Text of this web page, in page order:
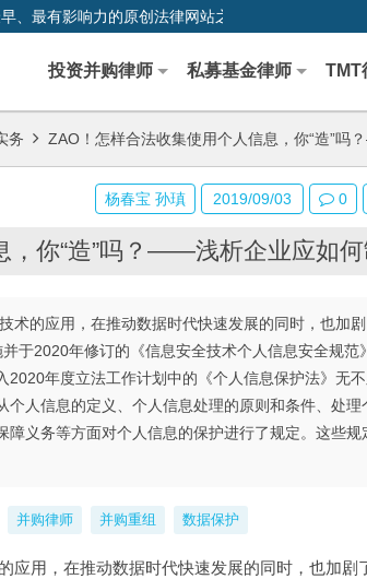
、最有影响力的原创法律网站之一
投资并购律师 私募基金律师 TMT
务 ZAO！怎样合法收集使用个人信息，你“造”
，你“造”吗？——浅析企业应如
术的应用，在推动数据时代快速发展的同时，也加
于2020年修订的《信息安全技术个人信息安全规范
年度立法工作计划中的《个人信息保护法》无
人信息的定义、个人信息处理的原则和条件、处
义务等方面对个人信息的保护进行了规定。这些规
并购律师 并购重组 数据保护
应用，在推动数据时代快速发展的同时，也加剧
杨春宝 孙瑱 2019/09/03 0